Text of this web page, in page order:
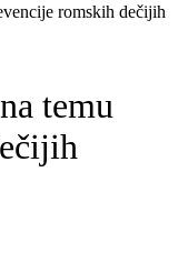
romskih dečijih
temu